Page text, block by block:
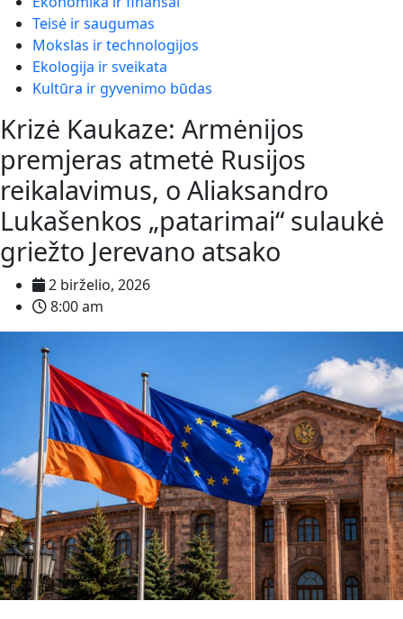
Teisė ir saugumas
Mokslas ir technologijos
Ekologija ir sveikata
Kultūra ir gyvenimo būdas
Krizė Kaukaze: Armėnijos
premjeras atmetė Rusijos
reikalavimus, o Aliaksandro
Lukašenkos „patarimai“ sulaukė
griežto Jerevano atsako
2 birželio, 2026
8:00 am